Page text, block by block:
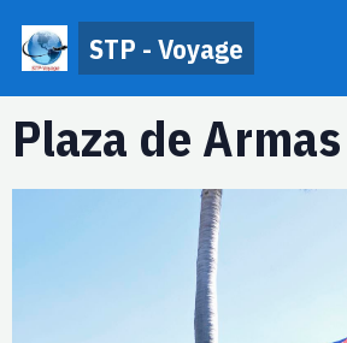
STP - Voyage
Plaza de Armas